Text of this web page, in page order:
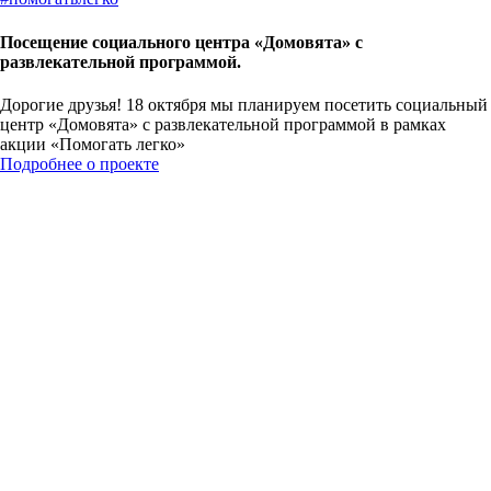
Посещение социального центра «Домовята» с
развлекательной программой.
Дорогие друзья! 18 октября мы планируем посетить социальный
центр «Домовята» с развлекательной программой в рамках
акции «Помогать легко»
Подробнее о проекте